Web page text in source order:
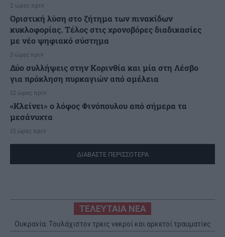
2 ώρες πριν
Οριστική λύση στο ζήτημα των πινακίδων
κυκλοφορίας. Τέλος στις χρονοβόρες διαδικασίες
με νέο ψηφιακό σύστημα
3 ώρες πριν
Δύο συλλήψεις στην Κορινθία και μία στη Λέσβο
για πρόκληση πυρκαγιών από αμέλεια
12 ώρες πριν
«Κλείνει» ο λόφος Φινόπουλου από σήμερα τα
μεσάνυχτα
13 ώρες πριν
ΔΙΑΒΑΣΤΕ ΠΕΡΙΣΣΟΤΕΡΑ